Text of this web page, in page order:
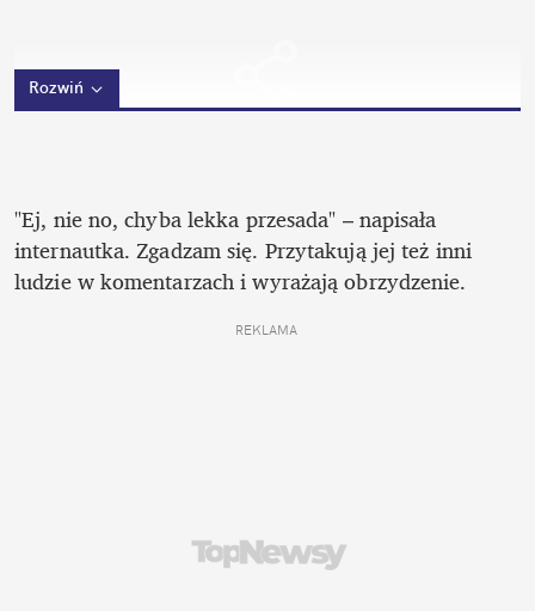
Rozwiń
"Ej, nie no, chyba lekka przesada" – napisała
internautka. Zgadzam się. Przytakują jej też inni
ludzie w komentarzach i wyrażają obrzydzenie.
REKLAMA